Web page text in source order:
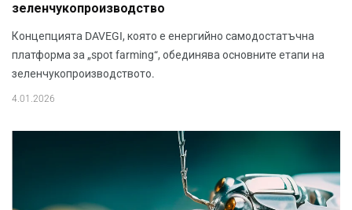
зеленчукопроизводство
Концепцията DAVEGI, която е енергийно самодостатъчна
платформа за „spot farming“, обединява основните етапи на
зеленчукопроизводството.
4.01.2026